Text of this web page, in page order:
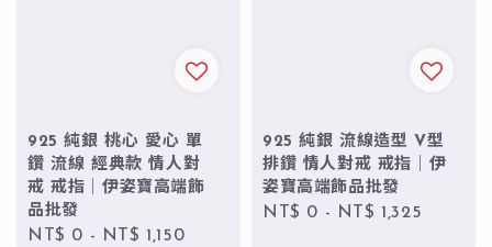
925 純銀 桃心 愛心 單
鑽 流線 經典款 情人對
戒 戒指｜伊姿寶高端飾
品批發
Regular
NT$ 0 - NT$ 1,150
925 純銀 流線造型 V型
排鑽 情人對戒 戒指｜伊
姿寶高端飾品批發
Regular
NT$ 0 - NT$ 1,325